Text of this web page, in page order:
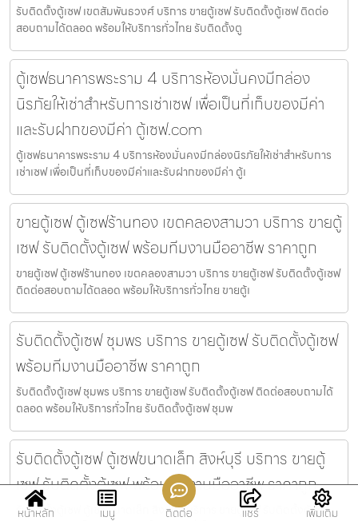
รับติดตั้งตู้เซฟ เขตสัมพันธวงศ์ บริการ ขายตู้เซฟ รับติดตั้งตู้เซฟ ติดต่อ
สอบถามได้ตลอด พร้อมให้บริการทั่วไทย รับติดตั้งตู
ตู้เซฟธนาคารพระราม 4 บริการห้องมั่นคงมีกล่อง
นิรภัยให้เช่าสำหรับการเช่าเซฟ เพื่อเป็นที่เก็บของมีค่า
และรับฝากของมีค่า ตู้เซฟ.com
ตู้เซฟธนาคารพระราม 4 บริการห้องมั่นคงมีกล่องนิรภัยให้เช่าสำหรับการ
เช่าเซฟ เพื่อเป็นที่เก็บของมีค่าและรับฝากของมีค่า ตู้เ
ขายตู้เซฟ ตู้เซฟร้านทอง เขตคลองสามวา บริการ ขายตู้
เซฟ รับติดตั้งตู้เซฟ พร้อมทีมงานมืออาชีพ ราคาถูก
ขายตู้เซฟ ตู้เซฟร้านทอง เขตคลองสามวา บริการ ขายตู้เซฟ รับติดตั้งตู้เซฟ
ติดต่อสอบถามได้ตลอด พร้อมให้บริการทั่วไทย ขายตู้เ
รับติดตั้งตู้เซฟ ชุมพร บริการ ขายตู้เซฟ รับติดตั้งตู้เซฟ
พร้อมทีมงานมืออาชีพ ราคาถูก
รับติดตั้งตู้เซฟ ชุมพร บริการ ขายตู้เซฟ รับติดตั้งตู้เซฟ ติดต่อสอบถามได้
ตลอด พร้อมให้บริการทั่วไทย รับติดตั้งตู้เซฟ ชุมพ
รับติดตั้งตู้เซฟ ตู้เซฟขนาดเล็ก สิงห์บุรี บริการ ขายตู้
เซฟ รับติดตั้งตู้เซฟ พร้อมทีมงานมืออาชีพ ราคาถูก
รับติดตั้งตู้เซฟ ตู้เซฟขนาดเล็ก สิงห์บุรี บริการ ขายตู้เซฟ รับติดตั้งตู้เซฟ
หน้าหลัก เมนู ติดต่อ แชร์ เพิ่มเติม